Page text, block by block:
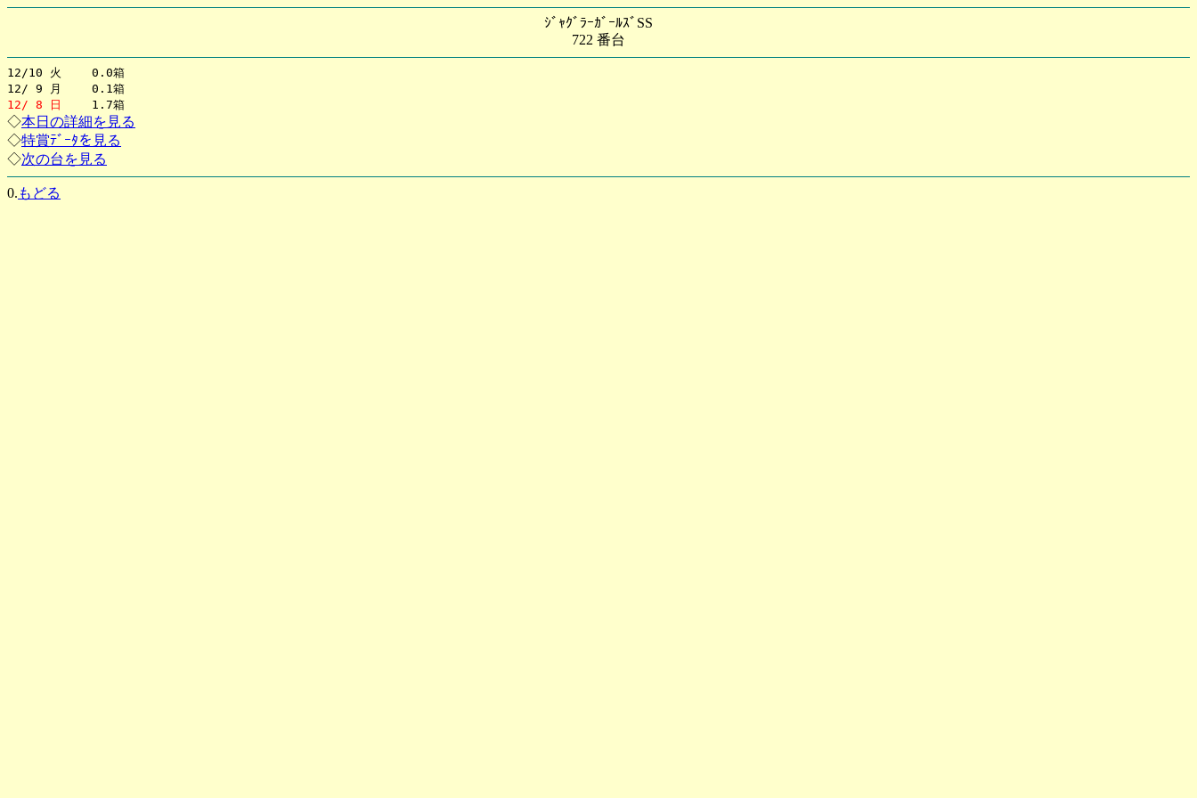
ｼﾞｬｸﾞﾗｰｶﾞｰﾙｽﾞSS
722 番台
12/10 火 0.0箱
12/ 9 月 0.1箱
12/ 8 日
1.7箱
◇本日の詳細を見る
◇特賞ﾃﾞｰﾀを見る
◇次の台を見る
0. もどる